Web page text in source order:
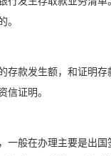
。
款发生额，和证明
证明。
般在办理主要是出